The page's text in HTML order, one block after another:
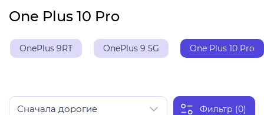
One Plus 10 Pro
OnePlus 9RT OnePlus 9 5G One Plus 10 Pro
Фильтр (0)